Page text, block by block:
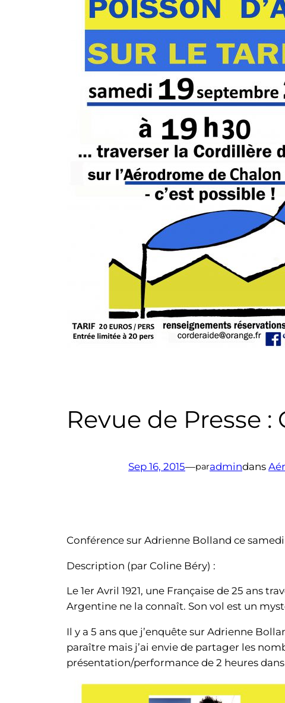
Revue de Presse :
Sep 16, 2015—paradmindans
Conférence sur Adrienne Bolland ce
Description (par Coline Béry) :
Le 1er Avril 1921, une Française de 25 ans
Argentine ne la connaît. Son vol est un
Il y a 5 ans que j’enquête sur Adrienne
paraître mais j’ai envie de partager les
présentation/performance de 2 heures